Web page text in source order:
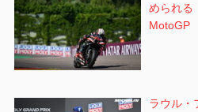
められ
MotoGP
ラウル